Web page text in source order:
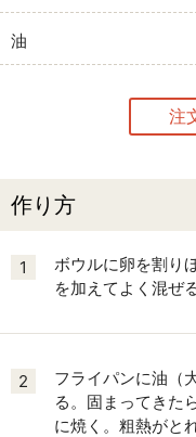
油
注
作り方
1 ボウルに卵を割り
を加えてよく混ぜ
2
フライパンに油（
る。固まってきた
に焼く。粗熱がと